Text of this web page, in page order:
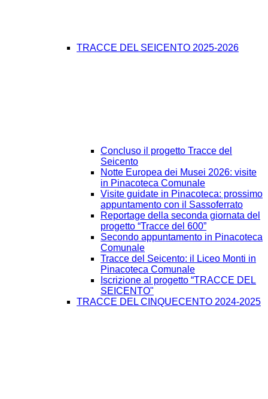
TRACCE DEL SEICENTO 2025-2026
Concluso il progetto Tracce del
Seicento
Notte Europea dei Musei 2026: visite
in Pinacoteca Comunale
Visite guidate in Pinacoteca: prossimo
appuntamento con il Sassoferrato
Reportage della seconda giornata del
progetto “Tracce del 600”
Secondo appuntamento in Pinacoteca
Comunale
Tracce del Seicento: il Liceo Monti in
Pinacoteca Comunale
Iscrizione al progetto “TRACCE DEL
SEICENTO"
TRACCE DEL CINQUECENTO 2024-2025